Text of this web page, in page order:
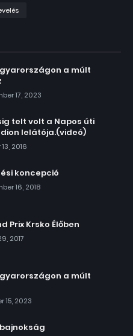
a múlt
17, 2023
telt volt a Napos úti
lelátója.(videó)
2016
koncepció
16, 2018
Prix Krsko Élőben
2017
a múlt
15, 2023